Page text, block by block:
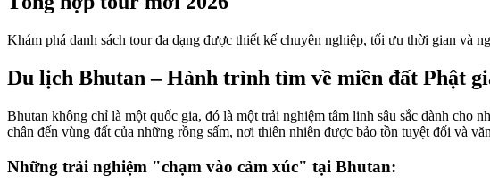
Khám phá danh sách tour đa dạng được thiết kế chuyên nghiệp, tối ưu thời gian và
Du lịch Bhutan – Hành trình tìm về miền đất Phật
Bhutan không chỉ là một quốc gia, đó là một trải nghiệm tâm linh sâu sắc dành cho
chân đến vùng đất của những rồng sấm, nơi thiên nhiên được bảo tồn tuyệt đối và
Những trải nghiệm "chạm vào cảm xúc" tại Bhutan: